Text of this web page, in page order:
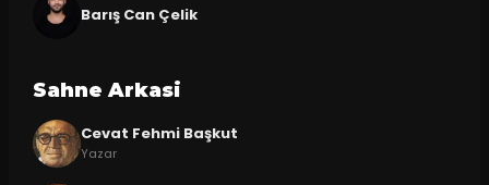
Barış Can Çelik
Sahne Arkasi
Cevat Fehmi Başkut
Yazar